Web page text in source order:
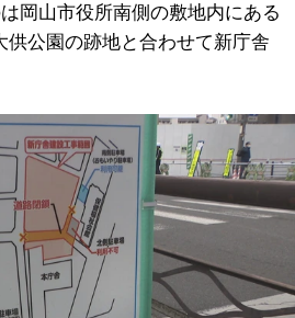
岡山市役所南側の敷地内にある
供公園の跡地と合わせて新庁舎